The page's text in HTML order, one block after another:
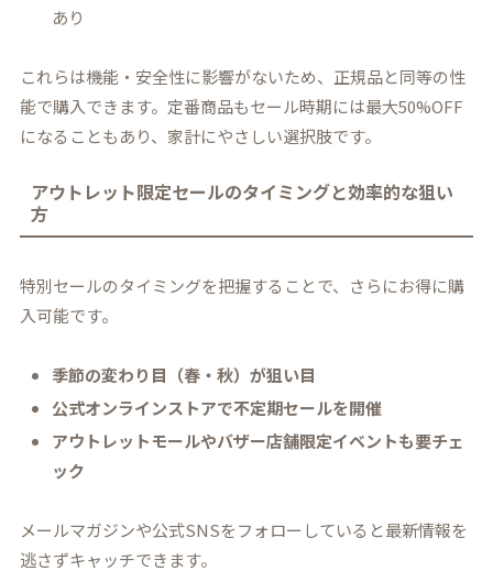
あり
これらは機能・安全性に影響がないため、正規品と同等の性
能で購入できます。定番商品もセール時期には最大50%OFF
になることもあり、家計にやさしい選択肢です。
アウトレット限定セールのタイミングと効率的な狙い
方
特別セールのタイミングを把握することで、さらにお得に購
入可能です。
季節の変わり目（春・秋）が狙い目
公式オンラインストアで不定期セールを開催
アウトレットモールやバザー店舗限定イベントも要チェ
ック
メールマガジンや公式SNSをフォローしていると最新情報を
逃さずキャッチできます。